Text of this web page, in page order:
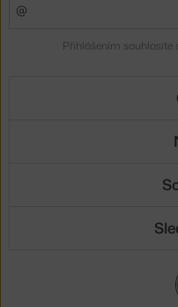
Přihlášením souhlasíte